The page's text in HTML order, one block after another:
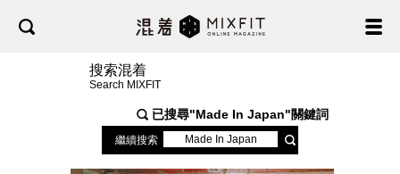
搜索混着
Search MIXFIT
已搜尋"Made In Japan"關鍵詞
繼續搜索